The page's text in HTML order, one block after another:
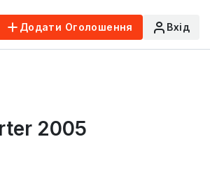
Додати Оголошення Вхід
2005